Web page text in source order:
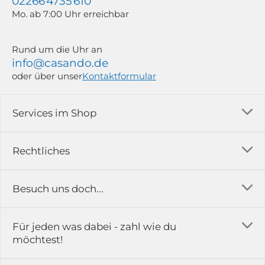
Rechtliches
Impressum
Rückgabe & Reklamation
Services im Shop
Versandkosten
Erfahrungsberichte & Bewertungen
Kontakt
Besuch uns doch...
in der Ausstellung...
Mo. ab 7:00 Uhr erreichbar
Rund um die Uhr an
info@casando.de
oder über unserKontaktformular
Für jeden was dabei - zahl wie du
möchtest!